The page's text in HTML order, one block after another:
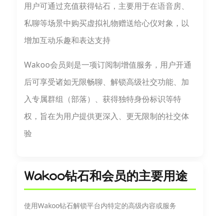
用户可通过充值获得钻石，主要用于在语音房、
私聊等场景中购买虚拟礼物赠送给心仪对象，以
增加互动乐趣和表达支持
Wakoo会员则是一项订阅制增值服务，用户开通
后可享受诸如无限畅聊、解锁高级社交功能、加
入专属群组（部落）、获得独特身份标识等特
权，旨在为用户提供更深入、更无限制的社交体
验
Wakoo钻石和会员的主要用途
使用Wakoo钻石解锁平台内特定的高级内容或服务